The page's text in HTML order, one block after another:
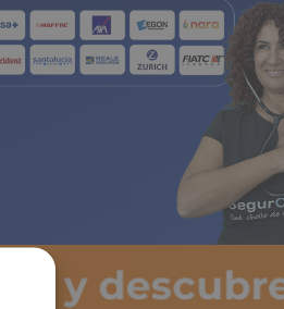
y